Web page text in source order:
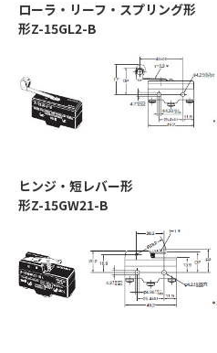
ローラ・リーフ・スプリング形
形Z-15GL2-B
ヒンジ・短レバー形
形Z-15GW21-B